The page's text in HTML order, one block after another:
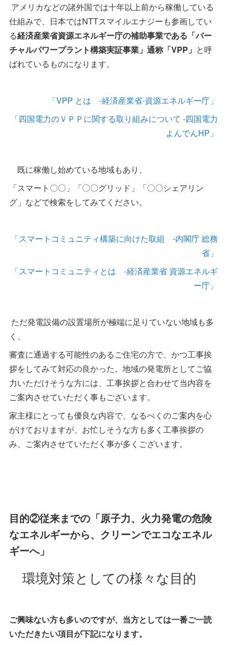
アメリカなどの諸外国では十年以上前から稼働している
仕組みで、日本ではNTTスマイルエナジーも参画してい
る経済産業省資源エネルギー庁の補助事業である「バー
チャルパワープラント構築実証事業」 通称「VPP」 と呼
ばれているものになります。
「VPP とは -経済産業省-資源エネルギー庁」
「四国電力のＶＰＰに関する取り組みについて -四国電力
よんでんHP」
既に稼働し始めている地域もあり、
「スマート〇〇」「〇〇グリッド」「〇〇シェアリン
グ」などで検索をしてみてください。
「スマートコミュニティ構築に向けた取組 -内閣庁 総務
省」
「スマートコミュニティとは -経済産業省 資源エネルギ
ー庁」
ただ発電設備の設置場所が極端に足りていない地域も多
く、
審査に通過する可能性のあるご住宅の方で、かつ工事挨
拶をしてみて対応の良かった。地域の発電所としてご協
力いただけそうな方には、工事挨拶と合わせて当内容を
ご案内させていただく事もございます。
家主様にとっても優良な内容で、なるべくのご案内を心
がけておりますが、お忙しそうな方も多く工事挨拶の
み、ご案内させていただく事が多くございます。
目的②従来までの「原子力、火力発電の危険
なエネルギーから、クリーンでエコなエネル
ギーへ」
環境対策としての様々な目的
ご興味ない方も多いのですが、当方としては一番ご一読
いただきたい項目が下記になります。